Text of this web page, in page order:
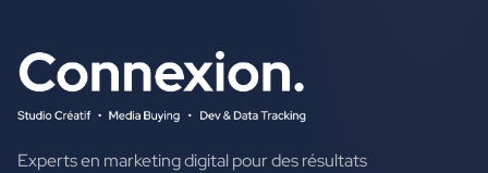
Experts en marketing digital pour des résultats